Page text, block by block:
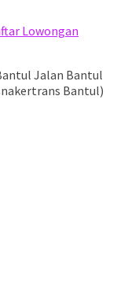
Lowongan
Jalan Bantul
Bantul)